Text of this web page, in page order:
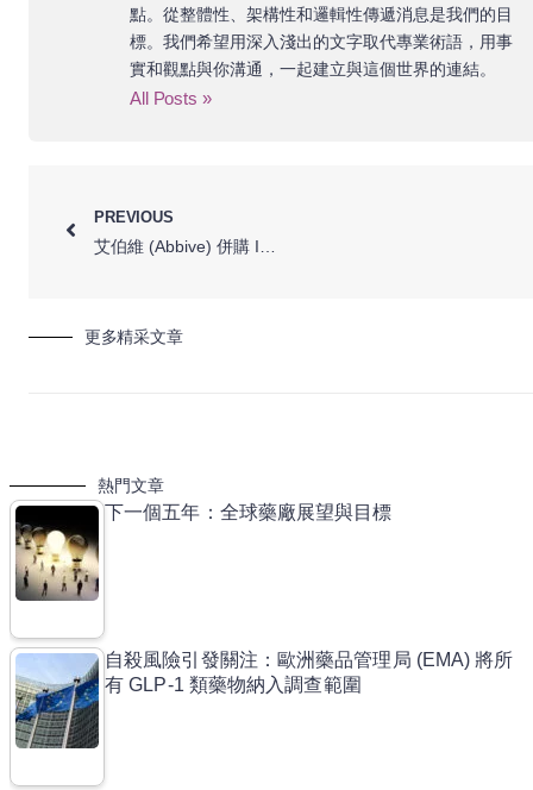
點。從整體性、架構性和邏輯性傳遞消息是我們的目
標。我們希望用深入淺出的文字取代專業術語，用事
實和觀點與你溝通，一起建立與這個世界的連結。
All Posts »
PREVIOUS
更多精采文章
熱門文章
下一個五年：全球藥廠展望與目標
自殺風險引發關注：歐洲藥品管理局 (EMA) 將所
有 GLP-1 類藥物納入調查範圍